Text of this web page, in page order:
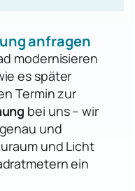
anfragen
modernisieren
es später
Termin zur
bei uns – wir
und
und Licht
ein